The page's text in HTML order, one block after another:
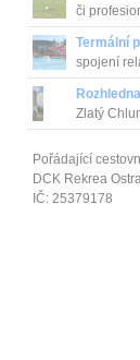
či
Termální
spojení
Zlatý
Pořádající
DCK Rekrea
IČ: 25379178